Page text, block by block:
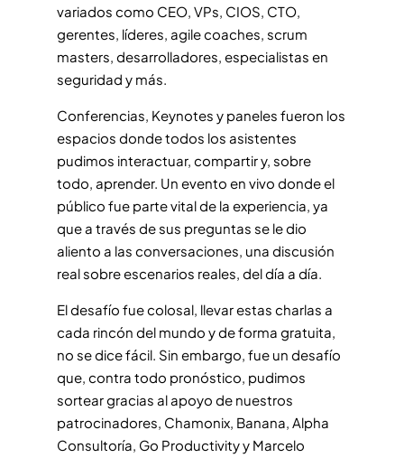
variados como CEO, VPs, CIOS, CTO,
gerentes, líderes, agile coaches, scrum
masters, desarrolladores, especialistas en
seguridad y más.
Conferencias, Keynotes y paneles fueron los
espacios donde todos los asistentes
pudimos interactuar, compartir y, sobre
todo, aprender. Un evento en vivo donde el
público fue parte vital de la experiencia, ya
que a través de sus preguntas se le dio
aliento a las conversaciones, una discusión
real sobre escenarios reales, del día a día.
El desafío fue colosal, llevar estas charlas a
cada rincón del mundo y de forma gratuita,
no se dice fácil. Sin embargo, fue un desafío
que, contra todo pronóstico, pudimos
sortear gracias al apoyo de nuestros
patrocinadores, Chamonix, Banana, Alpha
Consultoría, Go Productivity y Marcelo